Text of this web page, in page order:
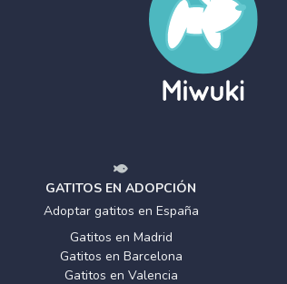
GATITOS EN ADOPCIÓN
Adoptar gatitos en España
Gatitos en Madrid
Gatitos en Barcelona
Gatitos en Valencia